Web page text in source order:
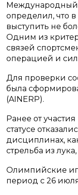
определил, что в
выступить не
Одним из
связей
операцией и
Для проверки
была
(AINERP).
Ранее от
статусе
дисциплинах,
стрельба из
Олимпийские
период с 26 июля